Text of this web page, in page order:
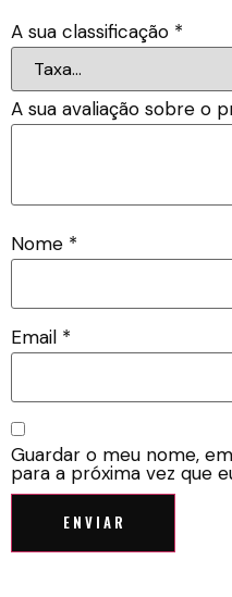
A sua classificação *
A sua avaliação sobre o
Nome *
Email *
Guardar o meu nome,
para a próxima vez que